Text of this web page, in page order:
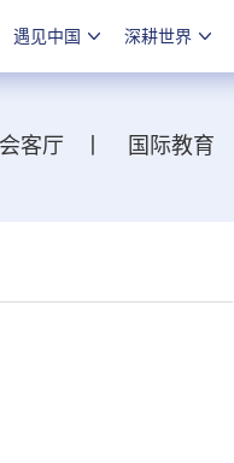
遇见中国 深耕世界
客厅 国际教育